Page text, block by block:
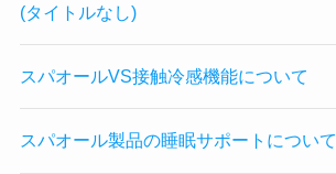
(タイトルなし)
スパオールVS接触冷感機能について
スパオール製品の睡眠サポートについて